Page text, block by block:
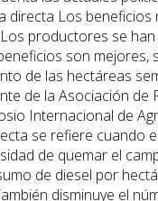
Los
productores se
son mejores,
de las hectáreas
de la Asociación de
Internacional de
se refiere cuando
de quemar el
de diesel por
disminuye el